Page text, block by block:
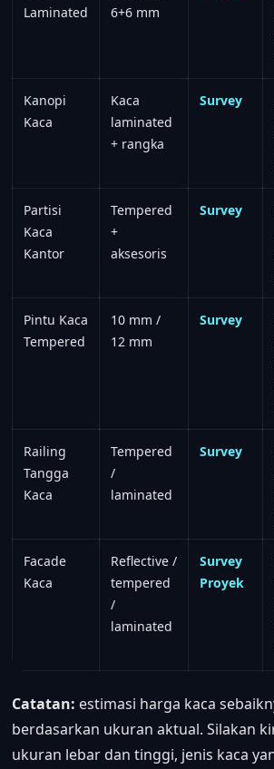
Laminated
6+6 mm
Kanopi
Kaca
Kaca
laminated
+ rangka
Survey
Partisi
Kaca
Kantor
Tempered
+
aksesoris
Survey
Pintu Kaca
Tempered
10 mm /
12 mm
Survey
Railing
Tangga
Kaca
Tempered
/
laminated
Survey
Facade
Kaca
Reflective /
tempered
/
laminated
Survey
Proyek
Catatan: estimasi harga kaca
berdasarkan ukuran aktual. Silakan
ukuran lebar dan tinggi, jenis kaca